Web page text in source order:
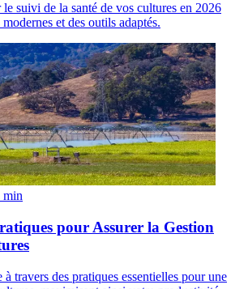
suivi de la santé de vos cultures en 2026
et des outils adaptés.
min
pour Assurer la Gestion
travers des pratiques essentielles pour une